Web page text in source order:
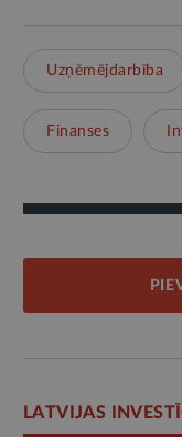
Uzņēmējdarbība
Finanses
LATVIJAS